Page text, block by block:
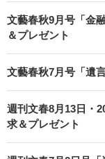
文藝春秋9月号「金
＆プレゼント
文藝春秋7月号「遺
週刊文春8月13日・
求＆プレゼント